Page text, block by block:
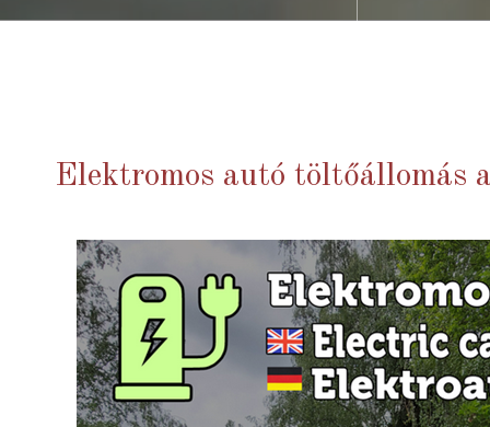
Elektromos autó töltőállomás